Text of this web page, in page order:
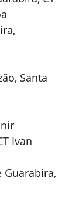
Santa
Ivan
Guarabira,